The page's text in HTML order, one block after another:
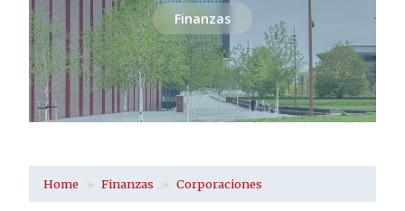
Finanzas
Home Finanzas Corporaciones